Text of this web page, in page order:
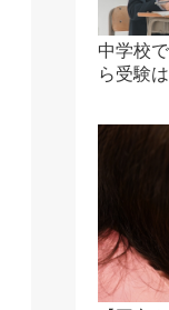
中学校
ら受験